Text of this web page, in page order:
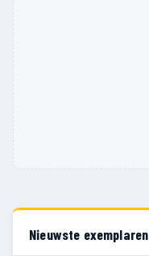
Nieuwste exemplaren